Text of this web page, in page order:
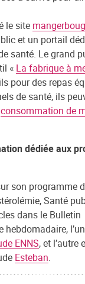
le site
et un portail
santé. Le grand
« La fabrique à
pour des repas
de santé, ils
consommation de
dédiée aux
son programme
Santé
dans le Bulletin
hebdomadaire,
ENNS, et l’autre
Esteban.